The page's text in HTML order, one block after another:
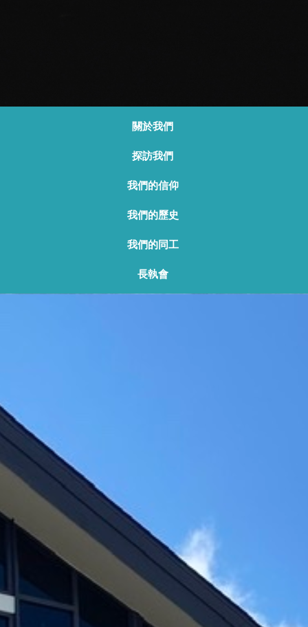
關於我們
探訪我們
我們的信仰
我們的歷史
我們的同工
長執會